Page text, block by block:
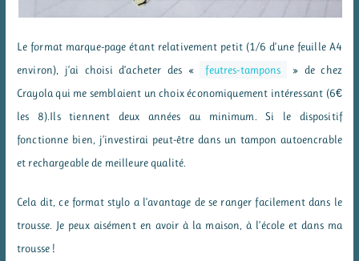
Le format marque-page étant relativement petit (1/6 d’une feuille A4
environ), j’ai choisi d’acheter des «
feutres-tampons
» de chez
Crayola qui me semblaient un choix économiquement intéressant (6€
les 8).Ils tiennent deux années au minimum. Si le dispositif
fonctionne bien, j’investirai peut-être dans un tampon autoencrable
et rechargeable de meilleure qualité.
Cela dit, ce format stylo a l’avantage de se ranger facilement dans le
trousse. Je peux aisément en avoir à la maison, à l’école et dans ma
trousse !